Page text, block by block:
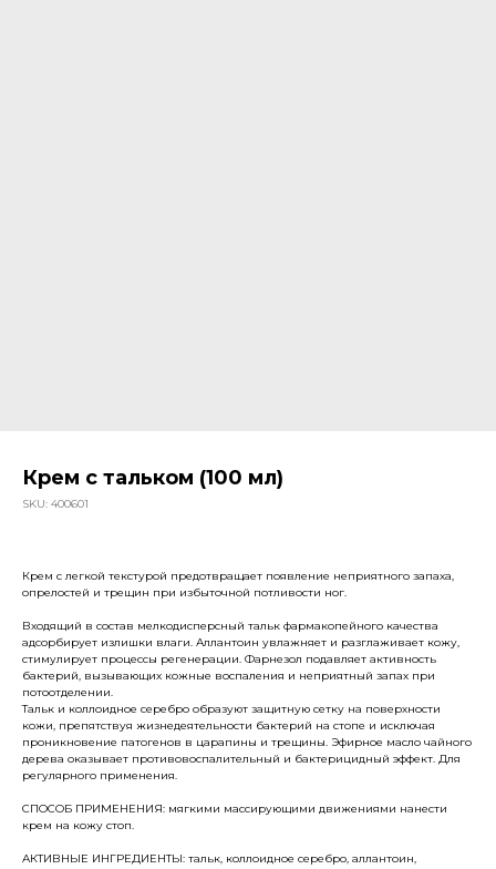
Крем с тальком (100 мл)
SKU: 400601
Крем с легкой текстурой предотвращает появление неприятного запаха,
опрелостей и трещин при избыточной потливости ног.
Входящий в состав мелкодисперсный тальк фармакопейного качества
адсорбирует излишки влаги. Аллантоин увлажняет и разглаживает кожу,
стимулирует процессы регенерации. Фарнезол подавляет активность
бактерий, вызывающих кожные воспаления и неприятный запах при
потоотделении.
Тальк и коллоидное серебро образуют защитную сетку на поверхности
кожи, препятствуя жизнедеятельности бактерий на стопе и исключая
проникновение патогенов в царапины и трещины. Эфирное масло чайного
дерева оказывает противовоспалительный и бактерицидный эффект. Для
регулярного применения.
СПОСОБ ПРИМЕНЕНИЯ: мягкими массирующими движениями нанести
крем на кожу стоп.
АКТИВНЫЕ ИНГРЕДИЕНТЫ: тальк, коллоидное серебро, аллантоин,